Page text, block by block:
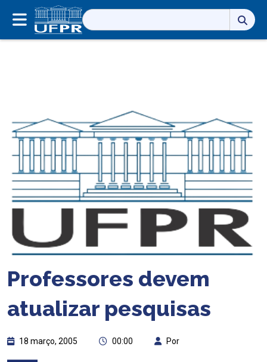
Pesquisar
por:
Professores devem
atualizar pesquisas
18 março, 2005 00:00 Por